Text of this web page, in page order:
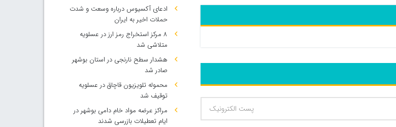
ادعای آکسیوس درباره وسعت و شدت
حملات اخیر به ایران
۸ مرکز استخراج رمز ارز در عسلویه
متلاشی شد
هشدار سطح نارنجی در استان بوشهر
صادر شد
محموله تلویزیون قاچاق در عسلویه
توقیف شد
مراکز عرضه مواد خام دامی بوشهر در
ایام تعطیلات بازرسی شدند